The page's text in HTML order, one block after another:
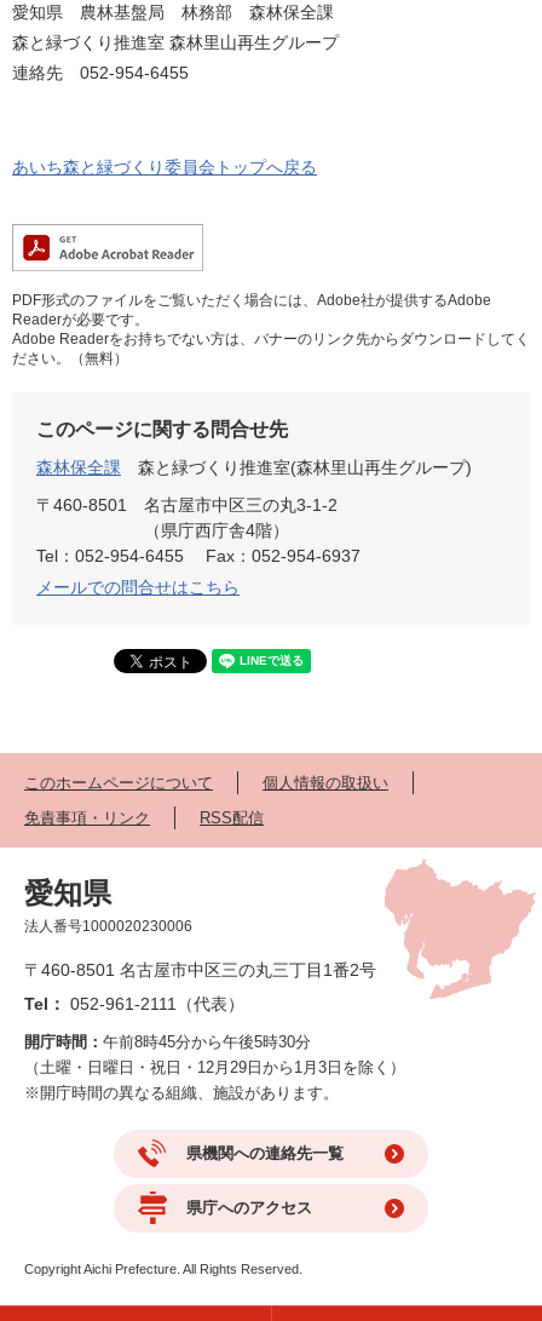
愛知県 農林基盤局 林務部 森林保全課
森と緑づくり推進室 森林里山再生グループ
連絡先 052-954-6455
あいち森と緑づくり委員会トップへ戻る
PDF形式のファイルをご覧いただく場合には、Adobe社が提供するAdobe
Readerが必要です。
Adobe Readerをお持ちでない方は、バナーのリンク先からダウンロードしてく
ださい。（無料）
このページに関する問合せ先
森林保全課
森と緑づくり推進室(森林里山再生グループ)
〒460-8501
名古屋市中区三の丸3-1-2
（県庁西庁舎4階）
Tel：052-954-6455
Fax：052-954-6937
メールでの問合せはこちら
このホームページについて
個人情報の取扱い
免責事項・リンク
RSS配信
愛知県
法人番号1000020230006
〒460-8501 名古屋市中区三の丸三丁目1番2号
Tel： 052-961-2111（代表）
開庁時間： 午前8時45分から午後5時30分
（土曜・日曜日・祝日・12月29日から1月3日を除く）
※開庁時間の異なる組織、施設があります。
県機関への連絡先一覧
県庁へのアクセス
Copyright Aichi Prefecture. All Rights Reserved.